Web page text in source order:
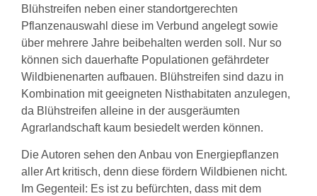
Sales
Biene
Bienentanz
modern
Bienenforschung
HOBOS
Biene
feste
Begleiter
Blühstreifen neben einer standortgerechten
Pflanzenauswahl diese im Verbund angelegt sowie
über mehrere Jahre beibehalten werden soll. Nur so
können sich dauerhafte Populationen gefährdeter
Wildbienenarten aufbauen. Blühstreifen sind dazu in
Kombination mit geeigneten Nisthabitaten anzulegen,
da Blühstreifen alleine in der ausgeräumten
Agrarlandschaft kaum besiedelt werden können.
Die Autoren sehen den Anbau von Energiepflanzen
aller Art kritisch, denn diese fördern Wildbienen nicht.
Im Gegenteil: Es ist zu befürchten, dass mit dem